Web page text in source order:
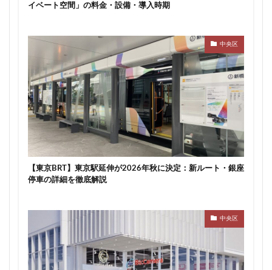
イベート空間」の料金・設備・導入時期
中央区
【東京BRT】東京駅延伸が2026年秋に決定：新ルート・銀座
停車の詳細を徹底解説
中央区